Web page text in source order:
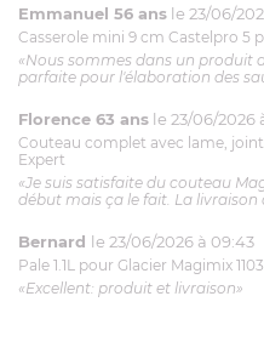
Emmanuel 56 ans le 23/06/
Casserole mini 9 cm Castelpro 5
«Nous sommes dans un produit
parfaite pour l'élaboration des
Florence 63 ans le 23/06/2026 à
Couteau complet avec lame,
Expert
«Je suis satisfaite du couteau
début mais ça le fait. La livraison
Bernard le 23/06/2026 à 09:43
Pale 1.1L pour Glacier Magimix
«Excellent: produit et livraison»